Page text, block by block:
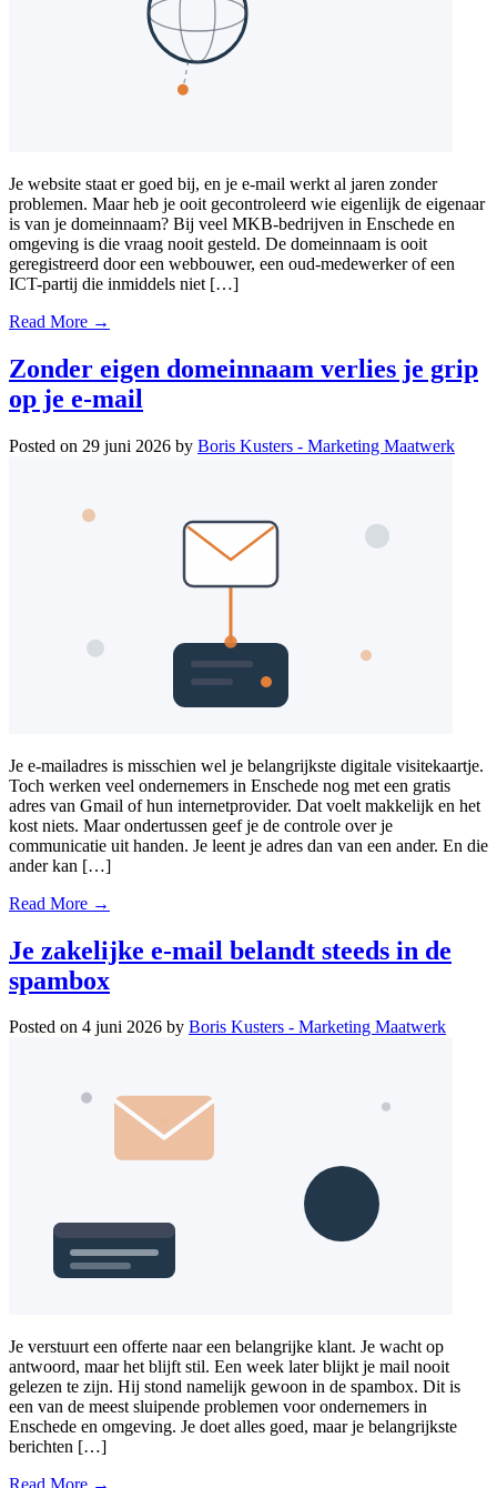
Je website staat er goed bij, en je e-mail werkt al jaren zonder
problemen. Maar heb je ooit gecontroleerd wie eigenlijk de eigenaar
is van je domeinnaam? Bij veel MKB-bedrijven in Enschede en
omgeving is die vraag nooit gesteld. De domeinnaam is ooit
geregistreerd door een webbouwer, een oud-medewerker of een
ICT-partij die inmiddels niet […]
Read More →
Zonder eigen domeinnaam verlies je grip
op je e-mail
Posted on 29 juni 2026 by Boris Kusters - Marketing Maatwerk
Je e-mailadres is misschien wel je belangrijkste digitale visitekaartje.
Toch werken veel ondernemers in Enschede nog met een gratis
adres van Gmail of hun internetprovider. Dat voelt makkelijk en het
kost niets. Maar ondertussen geef je de controle over je
communicatie uit handen. Je leent je adres dan van een ander. En die
ander kan […]
Read More →
Je zakelijke e-mail belandt steeds in de
spambox
Posted on 4 juni 2026 by Boris Kusters - Marketing Maatwerk
Je verstuurt een offerte naar een belangrijke klant. Je wacht op
antwoord, maar het blijft stil. Een week later blijkt je mail nooit
gelezen te zijn. Hij stond namelijk gewoon in de spambox. Dit is
een van de meest sluipende problemen voor ondernemers in
Enschede en omgeving. Je doet alles goed, maar je belangrijkste
berichten […]